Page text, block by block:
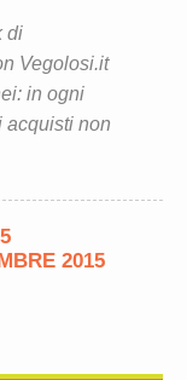
di
Vegolosi.it
in ogni
acquisti non
2015